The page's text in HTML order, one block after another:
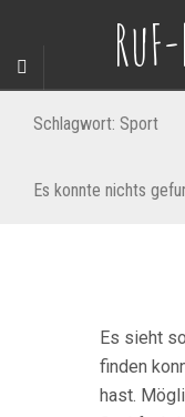
Schlagwort: Sport
Es konnte nichts
Es sieht
finden
hast.